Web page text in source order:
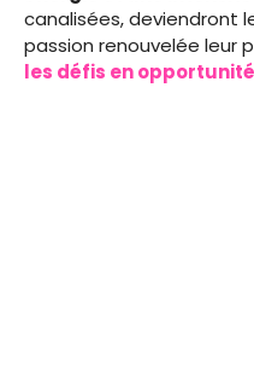
canalisées, deviendront
passion renouvelée leur
les défis en